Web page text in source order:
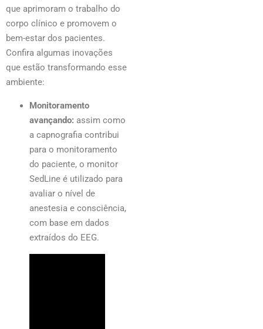
que aprimoram o trabalho do
corpo clínico e promovem o
bem-estar dos pacientes.
Confira algumas inovações
que estão transformando esse
ambiente:
Monitoramento
avançando: assim como
a capnografia contribui
para o monitoramento
do paciente, o monitor
SedLine é utilizado para
avaliar o nível de
anestesia e consciência,
com base em dados
extraídos do EEG.